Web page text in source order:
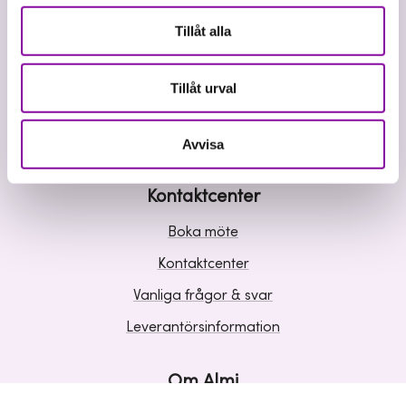
Tillåt alla
Tillåt urval
Avvisa
Våra tjänster
Riskkapital
Affärsutveckling
Kunskap och inspiration
Kontaktcenter
Boka möte
Kontaktcenter
Vanliga frågor & svar
Leverantörsinformation
Om Almi